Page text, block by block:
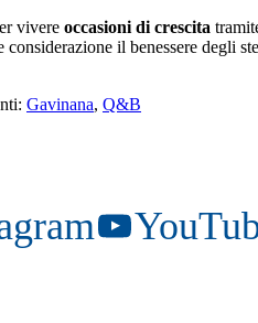
vivere occasioni di crescita
il benessere degli
Gavinana, Q&B